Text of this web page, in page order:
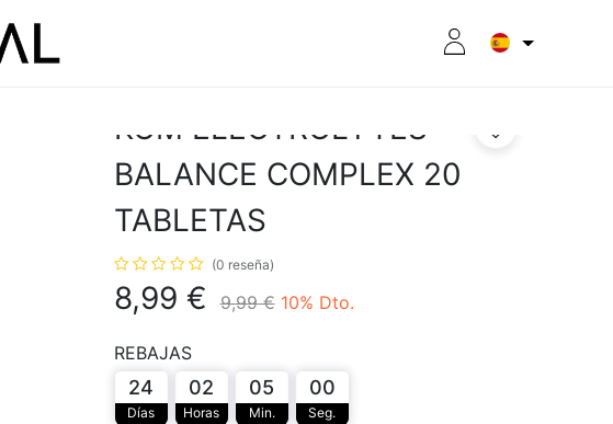
KOM ELECTROLYTES
BALANCE COMPLEX 20
TABLETAS
(0 reseña)
8,99 € 9,99€ 10% Dto.
REBAJAS
24
Días
02
Horas
05
Min.
00
Seg.